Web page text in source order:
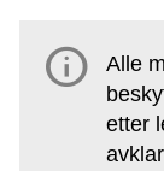
info
Alle
etter